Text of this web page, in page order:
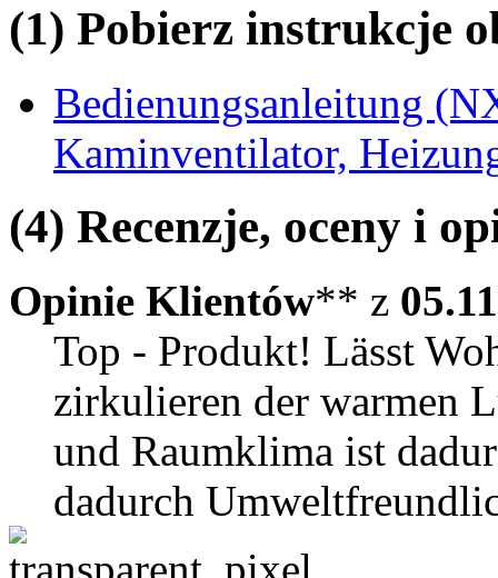
(1) Pobierz instrukcje
Bedienungsanleitung
Kaminventilator,
(4) Recenzje, oceny i
Opinie Klientów** z
Top - Produkt! Lässt
zirkulieren der warmen
und Raumklima ist
dadurch